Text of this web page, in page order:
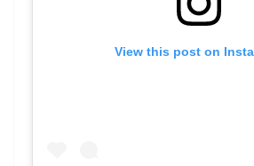
View this post on